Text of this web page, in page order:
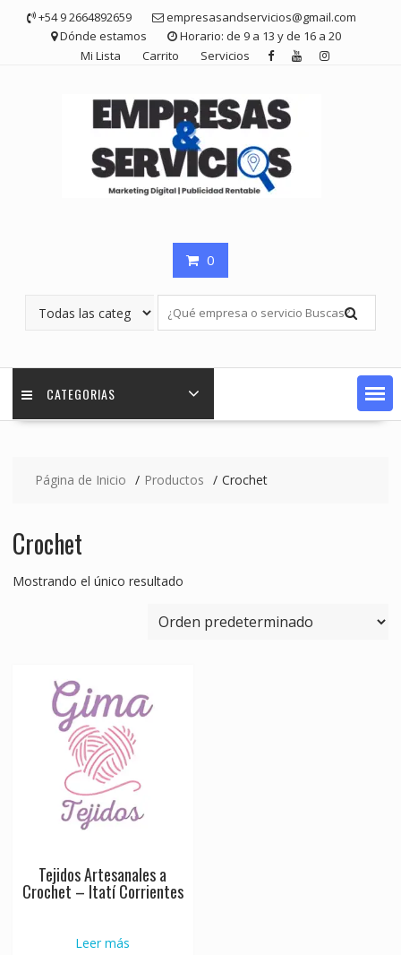
contenido
+54 9 2664892659
empresasandservicios@gmail.com
Dónde estamos
Horario: de 9 a 13 y de 16 a 20
Mi Lista
Carrito Servicios
0
CATEGORIAS
Página de Inicio Productos Crochet
Crochet
Mostrando el único resultado
Tejidos Artesanales a
Crochet – Itatí Corrientes
Leer más